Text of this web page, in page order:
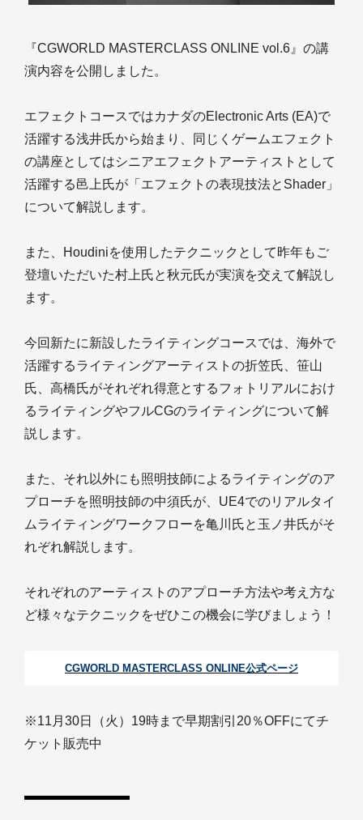
『CGWORLD MASTERCLASS ONLINE vol.6』の講
演内容を公開しました。
エフェクトコースではカナダのElectronic Arts (EA)で
活躍する浅井氏から始まり、同じくゲームエフェクト
の講座としてはシニアエフェクトアーティストとして
活躍する邑上氏が「エフェクトの表現技法とShader」
について解説します。
また、Houdiniを使用したテクニックとして昨年もご
登壇いただいた村上氏と秋元氏が実演を交えて解説し
ます。
今回新たに新設したライティングコースでは、海外で
活躍するライティングアーティストの折笠氏、笹山
氏、高橋氏がそれぞれ得意とするフォトリアルにおけ
るライティングやフルCGのライティングについて解
説します。
また、それ以外にも照明技師によるライティングのア
プローチを照明技師の中須氏が、UE4でのリアルタイ
ムライティングワークフローを亀川氏と玉ノ井氏がそ
れぞれ解説します。
それぞれのアーティストのアプローチ方法や考え方な
ど様々なテクニックをぜひこの機会に学びましょう！
CGWORLD MASTERCLASS ONLINE公式ページ
※11月30日（火）19時まで早期割引20％OFFにてチ
ケット販売中